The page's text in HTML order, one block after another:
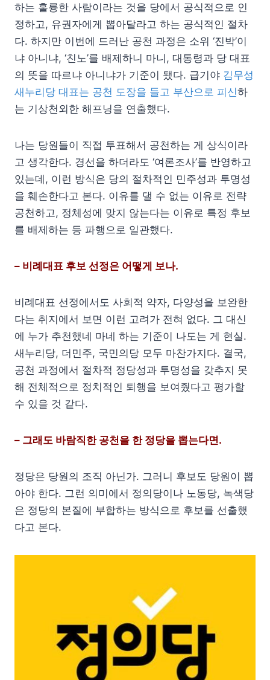
하는 훌륭한 사람이라는 것을 당에서 공식적으로 인
정하고, 유권자에게 뽑아달라고 하는 공식적인 절차
다. 하지만 이번에 드러난 공천 과정은 소위 ‘진박’이
냐 아니냐, ‘친노’를 배제하니 마니, 대통령과 당 대표
의 뜻을 따르냐 아니냐가 기준이 됐다. 급기야 김무성
새누리당 대표는 공천 도장을 들고 부산으로 피신하
는 기상천외한 해프닝을 연출했다.
나는 당원들이 직접 투표해서 공천하는 게 상식이라
고 생각한다. 경선을 하더라도 ‘여론조사’를 반영하고
있는데, 이런 방식은 당의 절차적인 민주성과 투명성
을 훼손한다고 본다. 이유를 댈 수 없는 이유로 전략
공천하고, 정체성에 맞지 않는다는 이유로 특정 후보
를 배제하는 등 파행으로 일관했다.
– 비례대표 후보 선정은 어떻게 보나.
비례대표 선정에서도 사회적 약자, 다양성을 보완한
다는 취지에서 보면 이런 고려가 전혀 없다. 그 대신
에 누가 추천했네 마네 하는 기준이 나도는 게 현실.
새누리당, 더민주, 국민의당 모두 마찬가지다. 결국,
공천 과정에서 절차적 정당성과 투명성을 갖추지 못
해 전체적으로 정치적인 퇴행을 보여줬다고 평가할
수 있을 것 같다.
– 그래도 바람직한 공천을 한 정당을 뽑는다면.
정당은 당원의 조직 아닌가. 그러니 후보도 당원이 뽑
아야 한다. 그런 의미에서 정의당이나 노동당, 녹색당
은 정당의 본질에 부합하는 방식으로 후보를 선출했
다고 본다.